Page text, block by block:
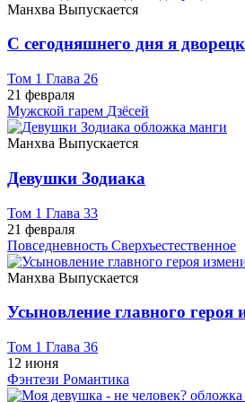
Манхва Выпускается
С сегодняшнего дня я
Том 1 Глава 26
21 февраля
Мужской гарем Дзёсей
Манхва Выпускается
Девушки Зодиака
Том 1 Глава 33
21 февраля
Повседневность Сверхъестественное
Манхва Выпускается
Усыновление главного героя
Том 1 Глава 36
12 июня
Фэнтези Романтика